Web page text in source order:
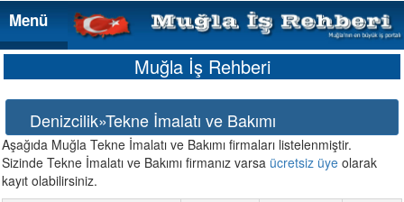
Menü
Menü
Muğla İş Rehberi
Denizcilik»Tekne İmalatı ve Bakımı
Aşağıda Muğla Tekne İmalatı ve Bakımı firmaları listelenmiştir.
Sizinde Tekne İmalatı ve Bakımı firmanız varsa ücretsiz üye olarak
kayıt olabilirsiniz.